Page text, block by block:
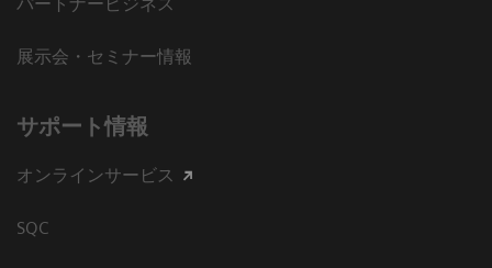
パートナービジネス
展示会・セミナー情報
サポート情報
オンラインサービス
SQC